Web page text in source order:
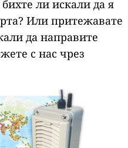
ли искали да я
Или притежавате
да направите
с нас чрез